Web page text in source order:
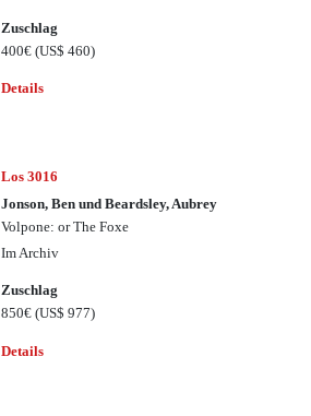
Zuschlag
400€(US$ 460)
Details
Los 3016
Jonson, Ben und Beardsley, Aubrey
Volpone: or The Foxe
Im Archiv
Zuschlag
850€(US$ 977)
Details